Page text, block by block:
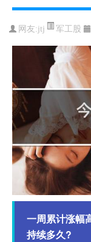
网友:jtj 军工股
一周累计涨幅
持续多久?